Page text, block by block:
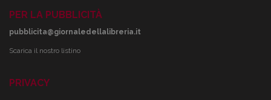
PER LA PUBBLICITÀ
pubblicita@giornaledellalibreria.it
Scarica il nostro listino
PRIVACY